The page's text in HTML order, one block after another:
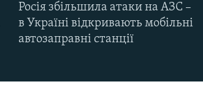
Росія збільшила атаки на АЗС –
в Україні відкривають мобільні
автозаправні станції